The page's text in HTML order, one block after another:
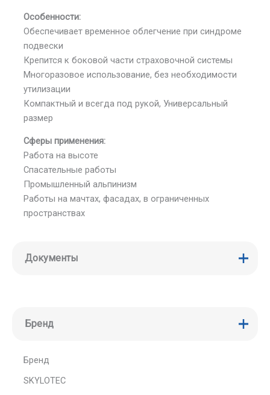
Особенности:
Обеспечивает временное облегчение при синдроме
подвески
Крепится к боковой части страховочной системы
Многоразовое использование, без необходимости
утилизации
Компактный и всегда под рукой, Универсальный
размер
Сферы применения:
Работа на высоте
Спасательные работы
Промышленный альпинизм
Работы на мачтах, фасадах, в ограниченных
пространствах
Документы
Бренд
Бренд
SKYLOTEC